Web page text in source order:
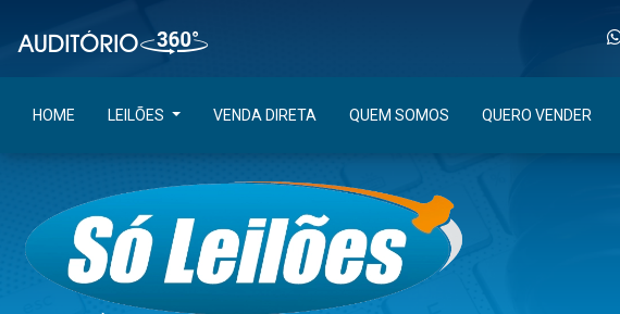
HOME LEILÕES VENDA DIRETA QUEM SOMOS QUERO VENDER